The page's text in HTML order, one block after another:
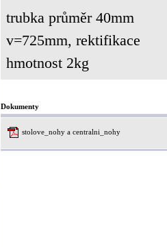
trubka průměr 40mm
v=725mm, rektifikace
hmotnost 2kg
Dokumenty
stolove_nohy a centralni_nohy